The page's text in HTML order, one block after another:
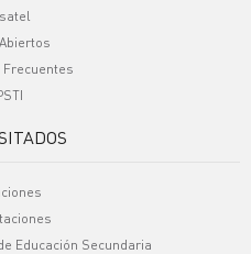
Educación Secundaria